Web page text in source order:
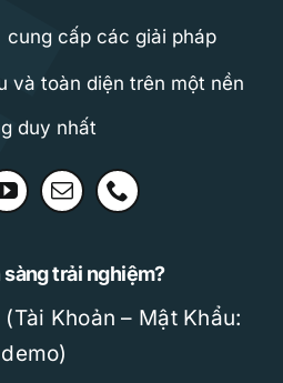
cung cấp các giải pháp
và toàn diện trên một nền
duy nhất
sàng trải nghiệm?
Khoản – Mật Khẩu:
demo)